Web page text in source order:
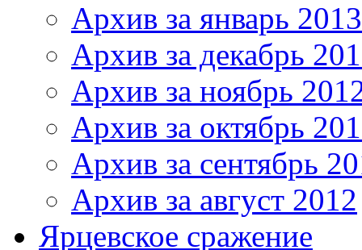
Архив за январь 2013
Архив за декабрь
Архив за ноябрь
Архив за октябрь
Архив за сентябрь
Архив за август 2012
Ярцевское сражение